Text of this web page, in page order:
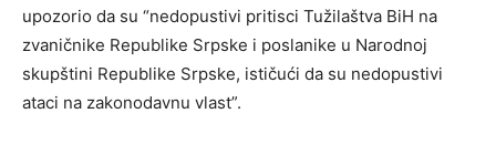
upozorio da su “nedopustivi pritisci Tužilaštva BiH na
zvaničnike Republike Srpske i poslanike u Narodnoj
skupštini Republike Srpske, ističući da su nedopustivi
ataci na zakonodavnu vlast”.